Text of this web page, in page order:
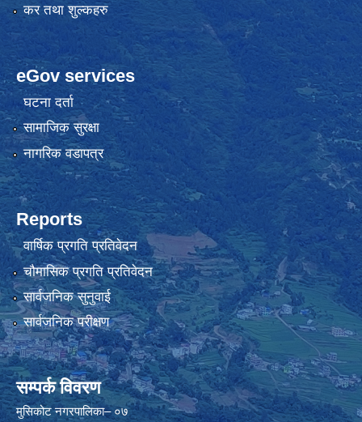
कर तथा शुल्कहरु
eGov services
घटना दर्ता
सामाजिक सुरक्षा
नागरिक वडापत्र
Reports
वार्षिक प्रगति प्रतिवेदन
चौमासिक प्रगति प्रतिवेदन
सार्वजनिक सुनुवाई
सार्वजनिक परीक्षण
सम्पर्क विवरण
मुसिकोट नगरपालिका– ०७